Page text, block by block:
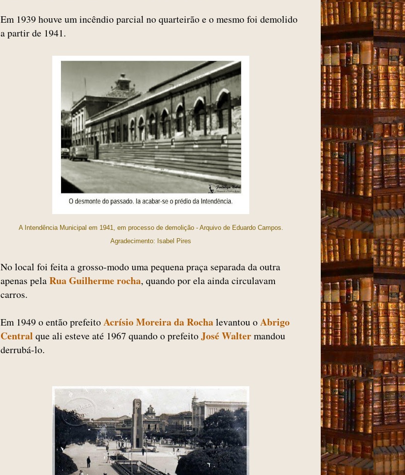
Em 1939 houve um incêndio parcial no quarteirão e o mesmo foi demolido
a partir de 1941.
A Intendência Municipal em 1941, em processo de demolição - Arquivo de Eduardo Campos.
Agradecimento: I sabel Pires
No local foi feita a grosso-modo uma pequena praça separada da outra
apenas pelaRua Guilherme rocha, quando por ela ainda circulavam
carros.
Em 1949 o então prefeitoAcrísio Moreira da Rochalevantou oAbrigo
Central que ali esteve até 1967 quando o prefeitoJosé Waltermandou
derrubá-lo.